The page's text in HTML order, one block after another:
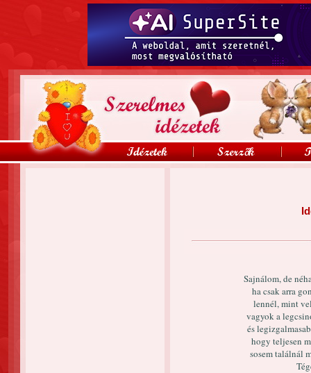
Sajnálom, de
ha csak arra
lennél, mint
vagyok a
és
hogy teljesen
sosem találnál